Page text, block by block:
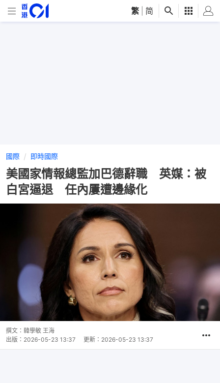
繁 简
國際 即時國際
美國家情報總監加巴德辭職 英媒：被
白宮逼退 任內屢遭邊緣化
撰文： 韓學敏 王海
出版： 2026-05-23 13:37 更新： 2026-05-23 13:37